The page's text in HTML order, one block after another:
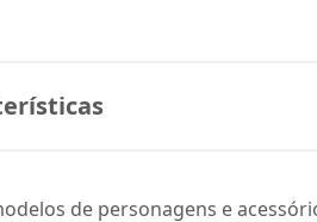
de personagens e